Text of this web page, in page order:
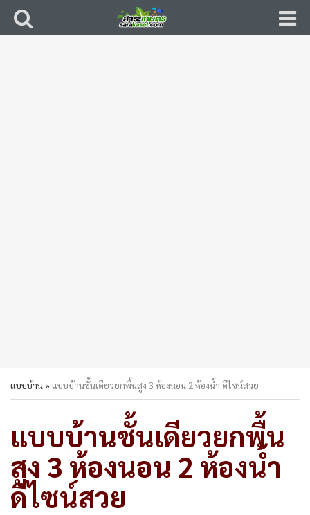
แบบบ้าน» แบบบ้านชั้นเดียวยกพื้นสูง 3 ห้องนอน 2 ห้องน้ำ ดีไซน์สวย
แบบบ้านชั้นเดียวยกพื้น
สูง 3 ห้องนอน 2 ห้องน้ำ
ดีไซน์สวย